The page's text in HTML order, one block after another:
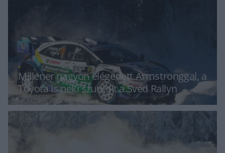
Millener nagyon elégedett Armstronggal, a
Toyota is neki szurkolt a Svéd Rallyn